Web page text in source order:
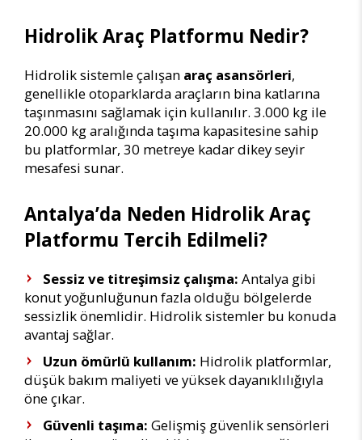
Hidrolik Araç Platformu Nedir?
Hidrolik sistemle çalışan araç asansörleri,
genellikle otoparklarda araçların bina katlarına
taşınmasını sağlamak için kullanılır. 3.000 kg ile
20.000 kg aralığında taşıma kapasitesine sahip
bu platformlar, 30 metreye kadar dikey seyir
mesafesi sunar.
Antalya’da Neden Hidrolik Araç
Platformu Tercih Edilmeli?
Sessiz ve titreşimsiz çalışma: Antalya gibi
konut yoğunluğunun fazla olduğu bölgelerde
sessizlik önemlidir. Hidrolik sistemler bu konuda
avantaj sağlar.
Uzun ömürlü kullanım: Hidrolik platformlar,
düşük bakım maliyeti ve yüksek dayanıklılığıyla
öne çıkar.
Güvenli taşıma: Gelişmiş güvenlik sensörleri